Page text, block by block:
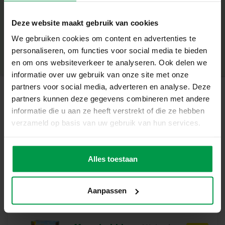
Deze website maakt gebruik van cookies
We gebruiken cookies om content en advertenties te
personaliseren, om functies voor social media te bieden
en om ons websiteverkeer te analyseren. Ook delen we
informatie over uw gebruik van onze site met onze
partners voor social media, adverteren en analyse. Deze
partners kunnen deze gegevens combineren met andere
informatie die u aan ze heeft verstrekt of die ze hebben
verzameld op basis van uw gebruik van hun services.
Alles toestaan
Aanpassen
yoga en mindful bezig zijn
– Kinderen kunnen zelfstandig aan de slag dankzij de
geïllustreerde kaarten
– 28 verschillende oefeningen op gebied van balans,
beweging, draaien en flexibiliteit
– De dobbelsteen zorgt voor spelelement en uitdaging
– Alleen of samen te gebruiken
Waarom dit Perfect voor Jou Is
De Hoela hoep yoga set van SES Creative stimuleert
ontspannen. Met de dobbelsteen, kleurrijke geïllustreerde
kaarten en hoela hoep kunnen ze zelfstandig de
oefeningen uitvoeren in verschillende categorieën.
– 28 Hoela hoep yoga oefeningen kaarten
– Hoela hoep voor yoga (8-delig)
Productnummer|
02408
Deel dit product
Gerelateerde producten
Bubble raket
bellenblaas
Minimale